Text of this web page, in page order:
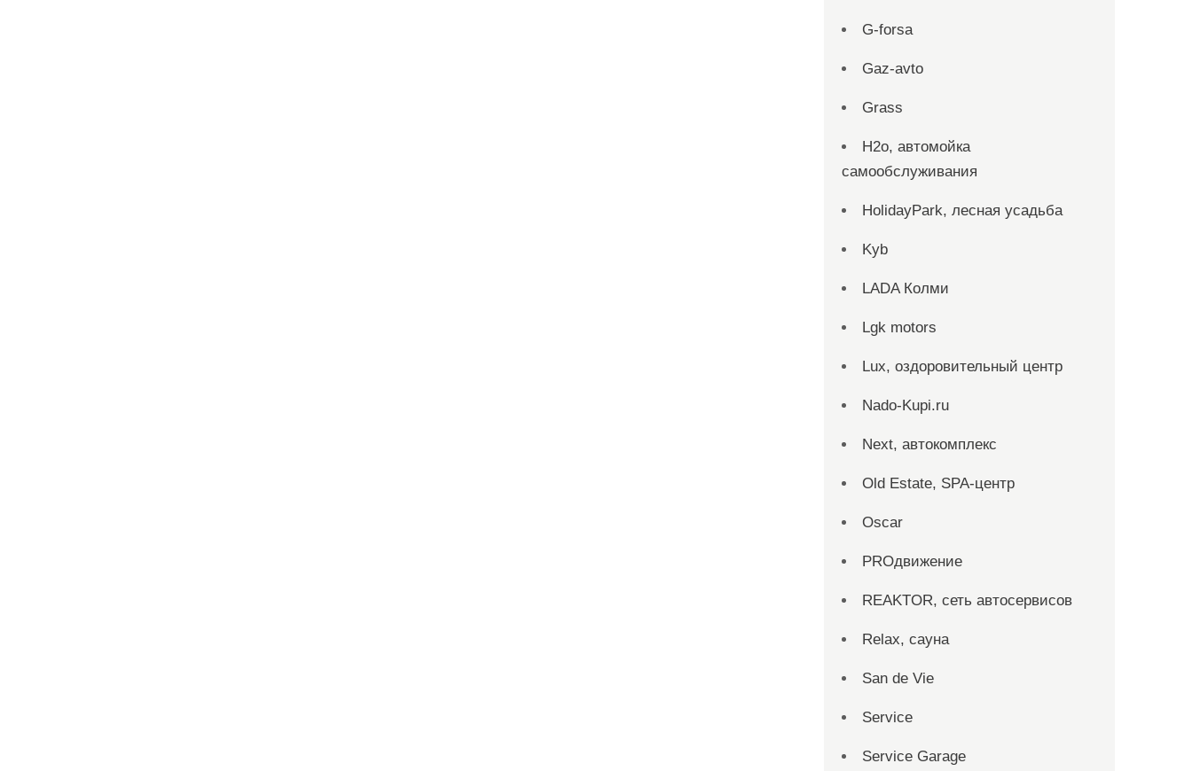
G-forsa
Gaz-avto
Grass
H2o, автомойка
самообслуживания
HolidayPark, лесная усадьба
Kyb
LADA Колми
Lgk motors
Lux, оздоровительный центр
Nado-Kupi.ru
Next, автокомплекс
Old Estate, SPA-центр
Oscar
PROдвижение
REAKTOR, сеть автосервисов
Relax, сауна
San dе Vie
Service
Service Garage